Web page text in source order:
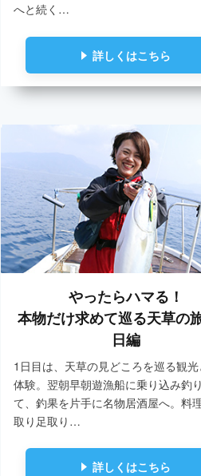
へと続く…
詳しくはこちら
やったらハマる！
本物だけ求めて巡る天草の
日編
1日目は、天草の見どころを巡る観
体験。翌朝早朝遊漁船に乗り込み釣
て、釣果を片手に名物居酒屋へ。料
取り足取り…
詳しくはこちら